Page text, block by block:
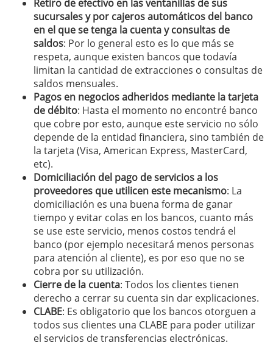
Retiro de efectivo en las ventanillas de sus
sucursales y por cajeros automáticos del banco
en el que se tenga la cuenta y consultas de
saldos: Por lo general esto es lo que más se
respeta, aunque existen bancos que todavía
limitan la cantidad de extracciones o consultas de
saldos mensuales.
Pagos en negocios adheridos mediante la tarjeta
de débito: Hasta el momento no encontré banco
que cobre por esto, aunque este servicio no sólo
depende de la entidad financiera, sino también de
la tarjeta (Visa, American Express, MasterCard,
etc).
Domiciliación del pago de servicios a los
proveedores que utilicen este mecanismo: La
domiciliación es una buena forma de ganar
tiempo y evitar colas en los bancos, cuanto más
se use este servicio, menos costos tendrá el
banco (por ejemplo necesitará menos personas
para atención al cliente), es por eso que no se
cobra por su utilización.
Cierre de la cuenta: Todos los clientes tienen
derecho a cerrar su cuenta sin dar explicaciones.
CLABE: Es obligatorio que los bancos otorguen a
todos sus clientes una CLABE para poder utilizar
el servicios de transferencias electrónicas.